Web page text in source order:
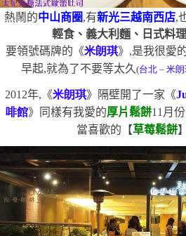
熱鬧的中山商圈,有新光三越南西店,
輕食、義大利麵、日式料理
要領號碼牌的《米朗琪》,是我很愛
早起,就為了不要等太久 (台北– 米
2012年,《米朗琪》隔壁開了一家《
啡館》 同樣有我愛的厚片鬆餅11 月
當喜歡的【草莓鬆餅